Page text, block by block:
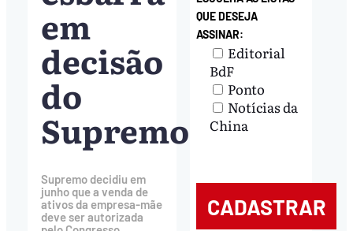
em
decisão
do
Supremo
Supremo decidiu em
junho que a venda de
ativos da empresa-mãe
deve ser autorizada
QUE DESEJA
ASSINAR:
Editorial
BdF
Ponto
Notícias da
China